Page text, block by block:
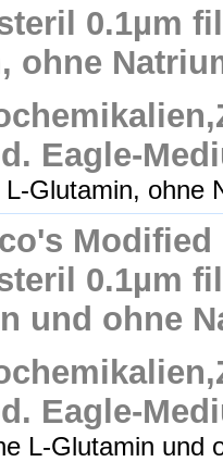
0.1µm
ohne
Eagle-
Glutamin, ohne
Modified
0.1µm
und ohne
Eagle-
L-Glutamin und